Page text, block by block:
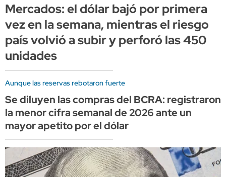
Mercados: el dólar bajó por primera
vez en la semana, mientras el riesgo
país volvió a subir y perforó las 450
unidades
Aunque las reservas rebotaron fuerte
Se diluyen las compras del BCRA: registraron
la menor cifra semanal de 2026 ante un
mayor apetito por el dólar